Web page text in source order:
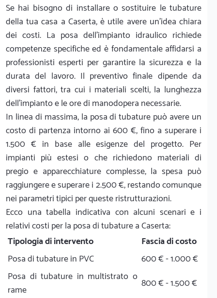
Se hai bisogno di installare o sostituire le tubature
della tua casa a Caserta, è utile avere un'idea chiara
dei costi. La posa dell'impianto idraulico richiede
competenze specifiche ed è fondamentale affidarsi a
professionisti esperti per garantire la sicurezza e la
durata del lavoro. Il preventivo finale dipende da
diversi fattori, tra cui i materiali scelti, la lunghezza
dell'impianto e le ore di manodopera necessarie.
In linea di massima, la posa di tubature può avere un
costo di partenza intorno ai 600 €, fino a superare i
1.500 € in base alle esigenze del progetto. Per
impianti più estesi o che richiedono materiali di
pregio e apparecchiature complesse, la spesa può
raggiungere e superare i 2.500 €, restando comunque
nei parametri tipici per queste ristrutturazioni.
Ecco una tabella indicativa con alcuni scenari e i
relativi costi per la posa di tubature a Caserta:
Tipologia di intervento
Fascia di costo
Posa di tubature in PVC
600 € - 1.000 €
Posa di tubature in multistrato o
rame
800 € - 1.500 €